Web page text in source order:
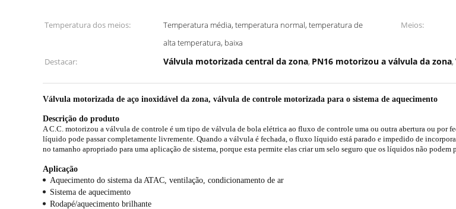
Temperatura dos meios:
Temperatura média, temperatura normal, temperatura de
alta temperatura, baixa
Meios:
Destacar: Válvula motorizada central da zona, PN16 motorizou a válvula da zona,
Válvula motorizada de aço inoxidável da zona, válvula de controle motorizada para o sistema de aquecimento
Descrição do produto
A C.C. motorizou a válvula de controle é um tipo de válvula de bola elétrica ao fluxo de controle uma ou outra abertura ou por
líquido pode passar completamente livremente. Quando a válvula é fechada, o fluxo líquido está parado e impedido de
no tamanho apropriado para uma aplicação de sistema, porque esta permite elas criar um selo seguro que os líquidos não podem
Aplicação
Aquecimento do sistema da ATAC, ventilação, condicionamento de ar
Sistema de aquecimento
Rodapé/aquecimento brilhante